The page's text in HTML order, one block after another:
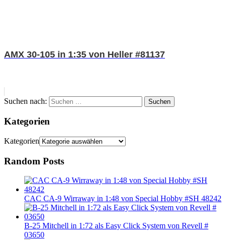
AMX 30-105 in 1:35 von Heller #81137
Suchen nach: Suchen
Kategorien
Kategorien
Random Posts
CAC CA-9 Wirraway in 1:48 von Special Hobby #SH 48242
B-25 Mitchell in 1:72 als Easy Click System von Revell #
03650